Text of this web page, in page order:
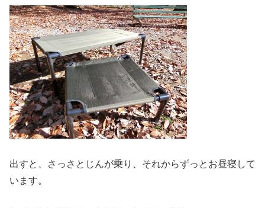
出すと、さっさとじんが乗り、それからずっとお昼寝して
います。